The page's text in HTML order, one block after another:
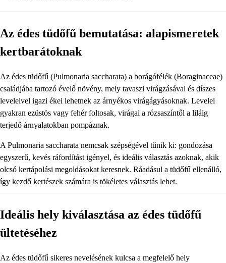
Az édes tüdőfű bemutatása: alapismeretek
kertbarátoknak
Az édes tüdőfű (Pulmonaria saccharata) a borágófélék (Boraginaceae)
családjába tartozó évelő növény, mely tavaszi virágzásával és díszes
leveleivel igazi ékei lehetnek az árnyékos virágágyásoknak. Levelei
gyakran ezüstös vagy fehér foltosak, virágai a rózsaszíntől a liláig
terjedő árnyalatokban pompáznak.
A Pulmonaria saccharata nemcsak szépségével tűnik ki: gondozása
egyszerű, kevés ráfordítást igényel, és ideális választás azoknak, akik
olcsó kertápolási megoldásokat keresnek. Ráadásul a tüdőfű ellenálló,
így kezdő kertészek számára is tökéletes választás lehet.
Ideális hely kiválasztása az édes tüdőfű
ültetéséhez
Az édes tüdőfű sikeres nevelésének kulcsa a megfelelő hely